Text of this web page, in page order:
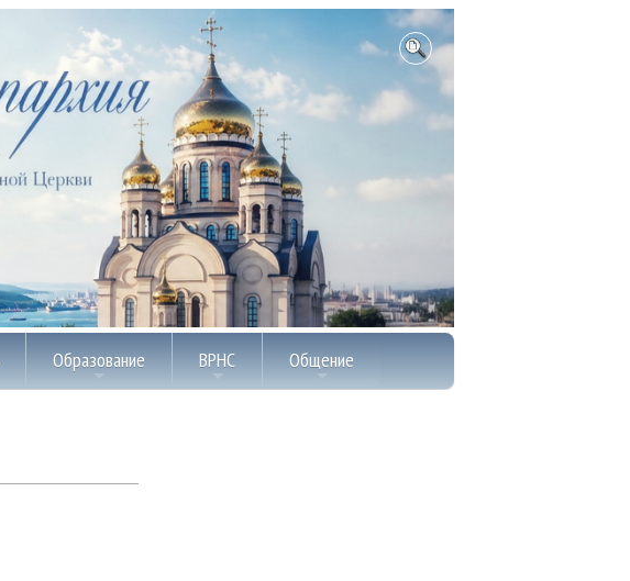
Образование ВРНС Общение